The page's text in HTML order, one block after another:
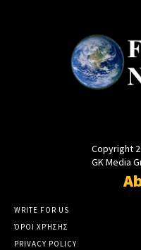
Copyright
GK Media
WRITE FOR US
ΌΡΟΙ ΧΡΉΣΗΣ
PRIVACY POLICY